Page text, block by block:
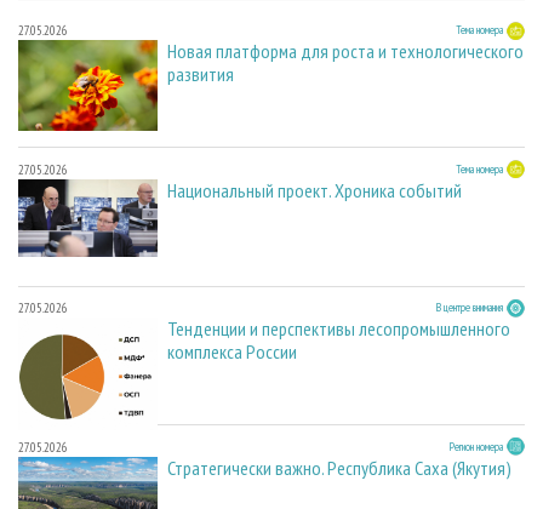
27.05.2026 Тема номера
Новая платформа для роста и технологического
развития
27.05.2026 Тема номера
Национальный проект. Хроника событий
27.05.2026 В центре внимания
Тенденции и перспективы лесопромышленного
комплекса России
27.05.2026 Регион номера
Стратегически важно. Республика Саха (Якутия)